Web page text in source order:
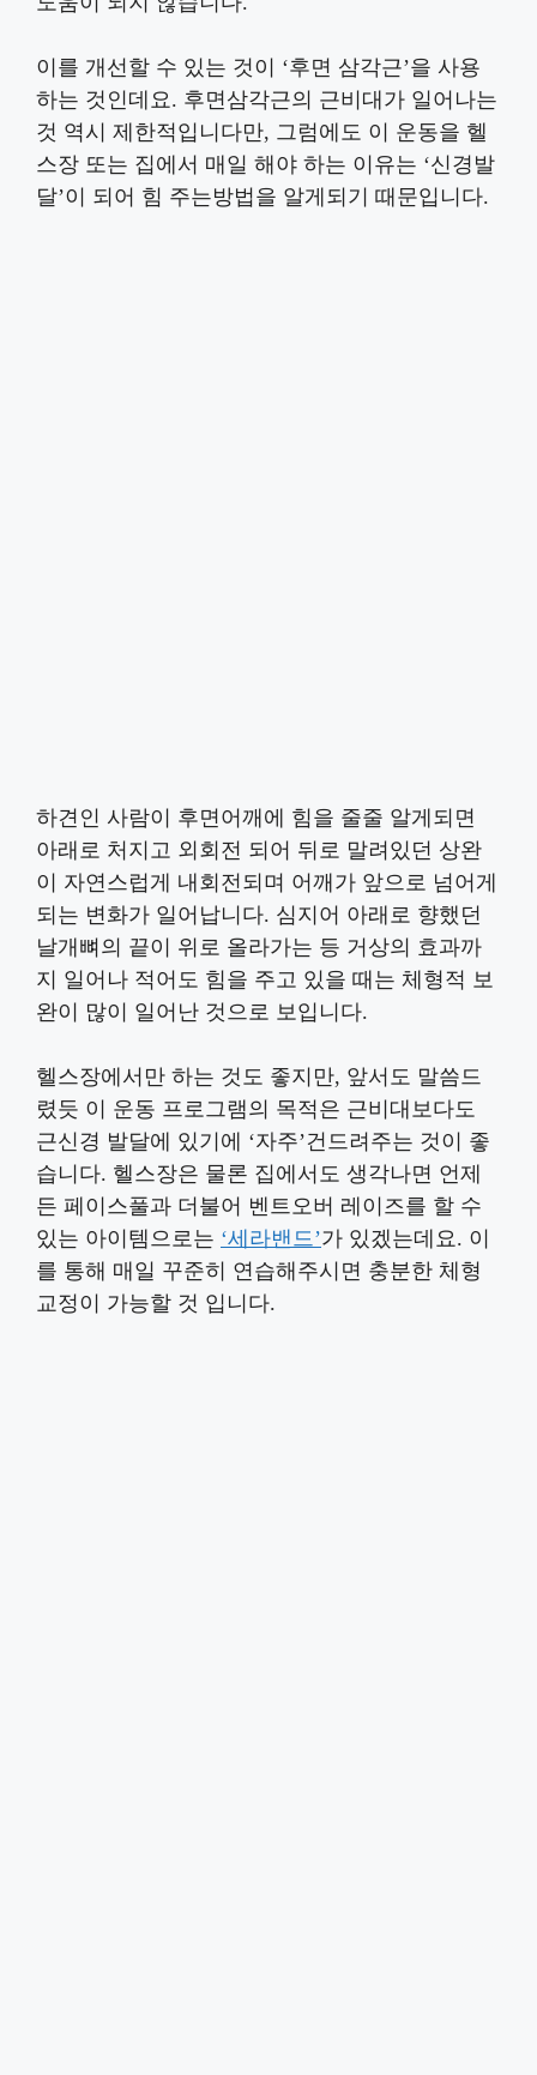
이를 개선할 수 있는 것이 ‘후면 삼각근’을 사용
하는 것인데요. 후면삼각근의 근비대가 일어나는
것 역시 제한적입니다만, 그럼에도 이 운동을 헬
스장 또는 집에서 매일 해야 하는 이유는 ‘신경발
달’이 되어 힘 주는방법을 알게되기 때문입니다.
하견인 사람이 후면어깨에 힘을 줄줄 알게되면
아래로 처지고 외회전 되어 뒤로 말려있던 상완
이 자연스럽게 내회전되며 어깨가 앞으로 넘어게
되는 변화가 일어납니다. 심지어 아래로 향했던
날개뼈의 끝이 위로 올라가는 등 거상의 효과까
지 일어나 적어도 힘을 주고 있을 때는 체형적 보
완이 많이 일어난 것으로 보입니다.
헬스장에서만 하는 것도 좋지만, 앞서도 말씀드
렸듯 이 운동 프로그램의 목적은 근비대보다도
근신경 발달에 있기에 ‘자주’건드려주는 것이 좋
습니다. 헬스장은 물론 집에서도 생각나면 언제
든 페이스풀과 더불어 벤트오버 레이즈를 할 수
있는 아이템으로는 ‘세라밴드’가 있겠는데요. 이
를 통해 매일 꾸준히 연습해주시면 충분한 체형
교정이 가능할 것 입니다.